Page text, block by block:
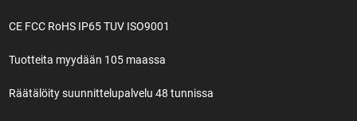
CE FCC RoHS IP65 TUV ISO9001
Tuotteita myydään 105 maassa
Räätälöity suunnittelupalvelu 48 tunnissa